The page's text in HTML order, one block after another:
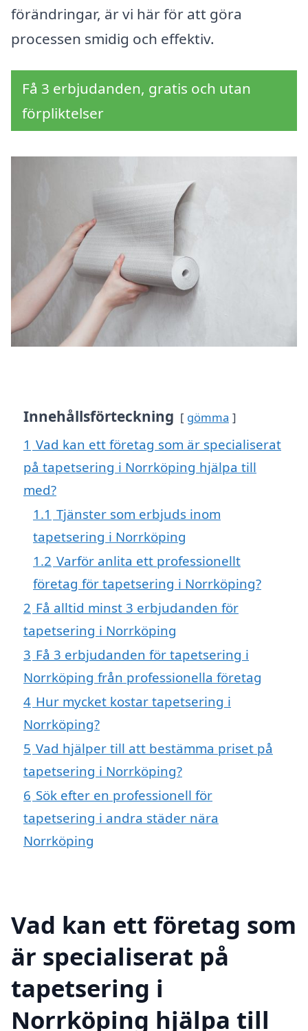
förändringar, är vi här för att göra
processen smidig och effektiv.
Få 3 erbjudanden, gratis och utan
förpliktelser
Innehållsförteckning gömma
1 Vad kan ett företag som är specialiserat
på tapetsering i Norrköping hjälpa till
med?
1.1 Tjänster som erbjuds inom
tapetsering i Norrköping
1.2 Varför anlita ett professionellt
företag för tapetsering i Norrköping?
2 Få alltid minst 3 erbjudanden för
tapetsering i Norrköping
3 Få 3 erbjudanden för tapetsering i
Norrköping från professionella företag
4 Hur mycket kostar tapetsering i
Norrköping?
5 Vad hjälper till att bestämma priset på
tapetsering i Norrköping?
6 Sök efter en professionell för
tapetsering i andra städer nära
Norrköping
Vad kan ett företag som
är specialiserat på
tapetsering i
Norrköping hjälpa till